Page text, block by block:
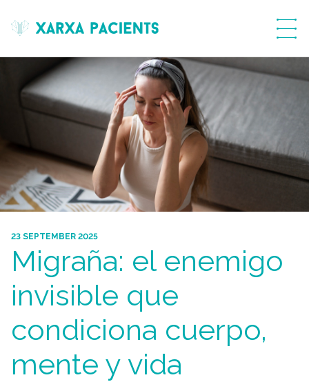
23 SEPTEMBER 2025
Migraña: el enemigo
invisible que
condiciona cuerpo,
mente y vida